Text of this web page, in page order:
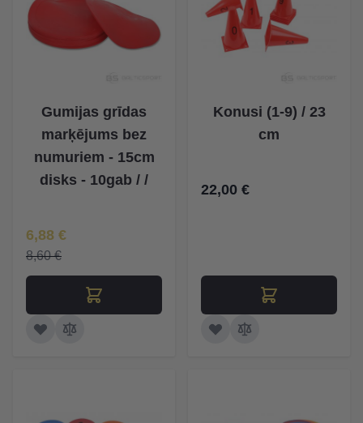
Gumijas grīdas
marķējums bez
numuriem - 15cm
disks - 10gab / /
Īpaša Cena
6,88 €
8,60 €
Konusi (1-9) / 23
cm
22,00 €